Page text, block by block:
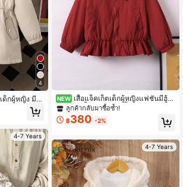
4
ด็กผู้หญิง มีฮู้
ใส่ได้ทุกวัน
4-7 Years
NEW เสื้อแจ็คเก็ตเด็กผู้หญิงแฟชั่นมีฮู้ด
จีบ โบว์ เสื้อคลุมกันลมสั้นวินเทจ สำหรั
บเด็กเล็กและเด็กผู้หญิง ฤดูใบไม้ผลิ ฤดูใ
บไม้ร่วง ฤดูหนาว
ลูกค้ากลับมาซื้อซ้ำ!
฿380 -2%
4-7 Years